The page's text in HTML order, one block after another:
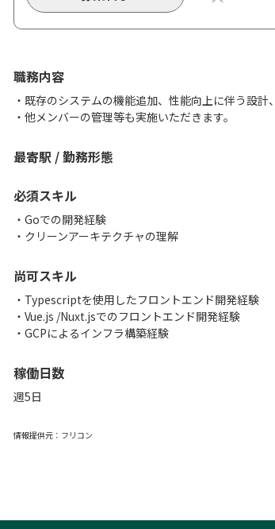
職務内容
・既存のシステムの機能追加、性能向上に伴う設計
・他メンバーの管理等も実施いただきます。
最寄駅 / 勤務形態
必須スキル
・Goでの開発経験
・クリーンアーキテクチャの理解
尚可スキル
・Typescriptを使用したフロントエンド開発経験
・Vue.js /Nuxt.jsでのフロントエンド開発経験
・GCPによるインフラ構築経験
稼働日数
週5日
情報提供元： フリコン